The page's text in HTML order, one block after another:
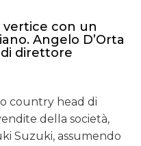
vertice con un
Angelo D’Orta
direttore
country head di
della società,
Suzuki, assumendo